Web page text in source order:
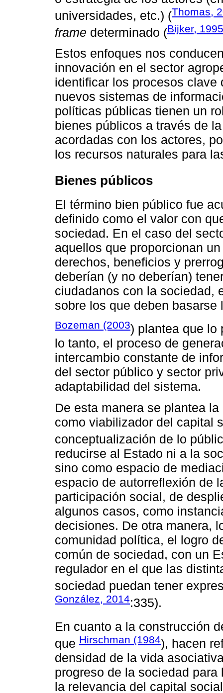
universidades, etc.) (Thomas,
frame determinado (Bijker, 1995
Estos enfoques nos
innovación en el sector
identificar los procesos
nuevos sistemas de
políticas públicas tienen un
bienes públicos a través de
acordadas con los actores,
los recursos naturales para
Bienes públicos
El término bien público fue
definido como el valor con
sociedad. En el caso del
aquellos que proporcionan
derechos, beneficios y
deberían (y no deberían)
ciudadanos con la sociedad,
sobre los que deben
Bozeman (2003) plantea que lo
lo tanto, el proceso de
intercambio constante de
del sector público y sector
adaptabilidad del sistema.
De esta manera se plantea
como viabilizador del capital
conceptualización de lo
reducirse al Estado ni a la
sino como espacio de
espacio de autorreflexión de
participación social, de
algunos casos, como
decisiones. De otra manera,
comunidad política, el logro
común de sociedad, con un
regulador en el que las
sociedad puedan tener
González, 2014:335).
En cuanto a la construcción
que Hirschman (1984), hacen
densidad de la vida
progreso de la sociedad
la relevancia del capital